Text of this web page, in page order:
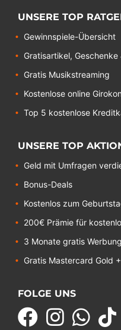
UNSERE TOP
Gewinnspiele-Übersicht
Gratisartikel,
Gratis Musikstreaming
Kostenlose online
Top 5 kostenlose
UNSERE TOP
Geld mit Umfragen
Bonus-Deals
Kostenlos zum
200€ Prämie für
3 Monate gratis
Gratis Mastercard Gold
FOLGE UNS